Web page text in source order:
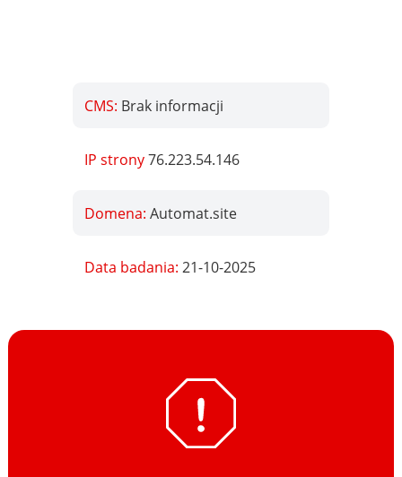
CMS: Brak informacji
IP strony76.223.54.146
Domena:Automat.site
Data badania:21-10-2025